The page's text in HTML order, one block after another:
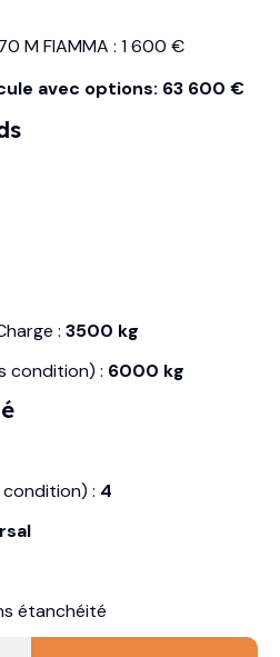
M FIAMMA : 1 600 €
avec options: 63 600 €
: 3500 kg
condition) : 6000 kg
: 4
étanchéité